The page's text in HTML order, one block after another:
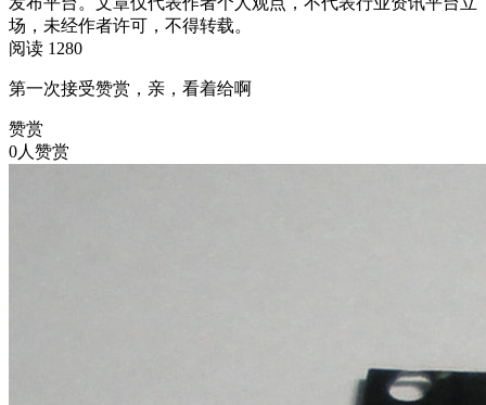
场，未经作者许可，不得转载。
阅读 1280
第一次接受赞赏，亲，看着给啊
赞赏
0人赞赏